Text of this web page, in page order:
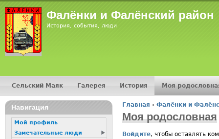
Фалёнки и Фалёнский район
История, события, люди
Вы здесь
Главная › Фалёнки и
Моя родословная
Войдите, чтобы оставлять
Главное меню
Сельский Маяк Галерея История Моя
16+
Навигация
Мой профиль
Замечательные люди